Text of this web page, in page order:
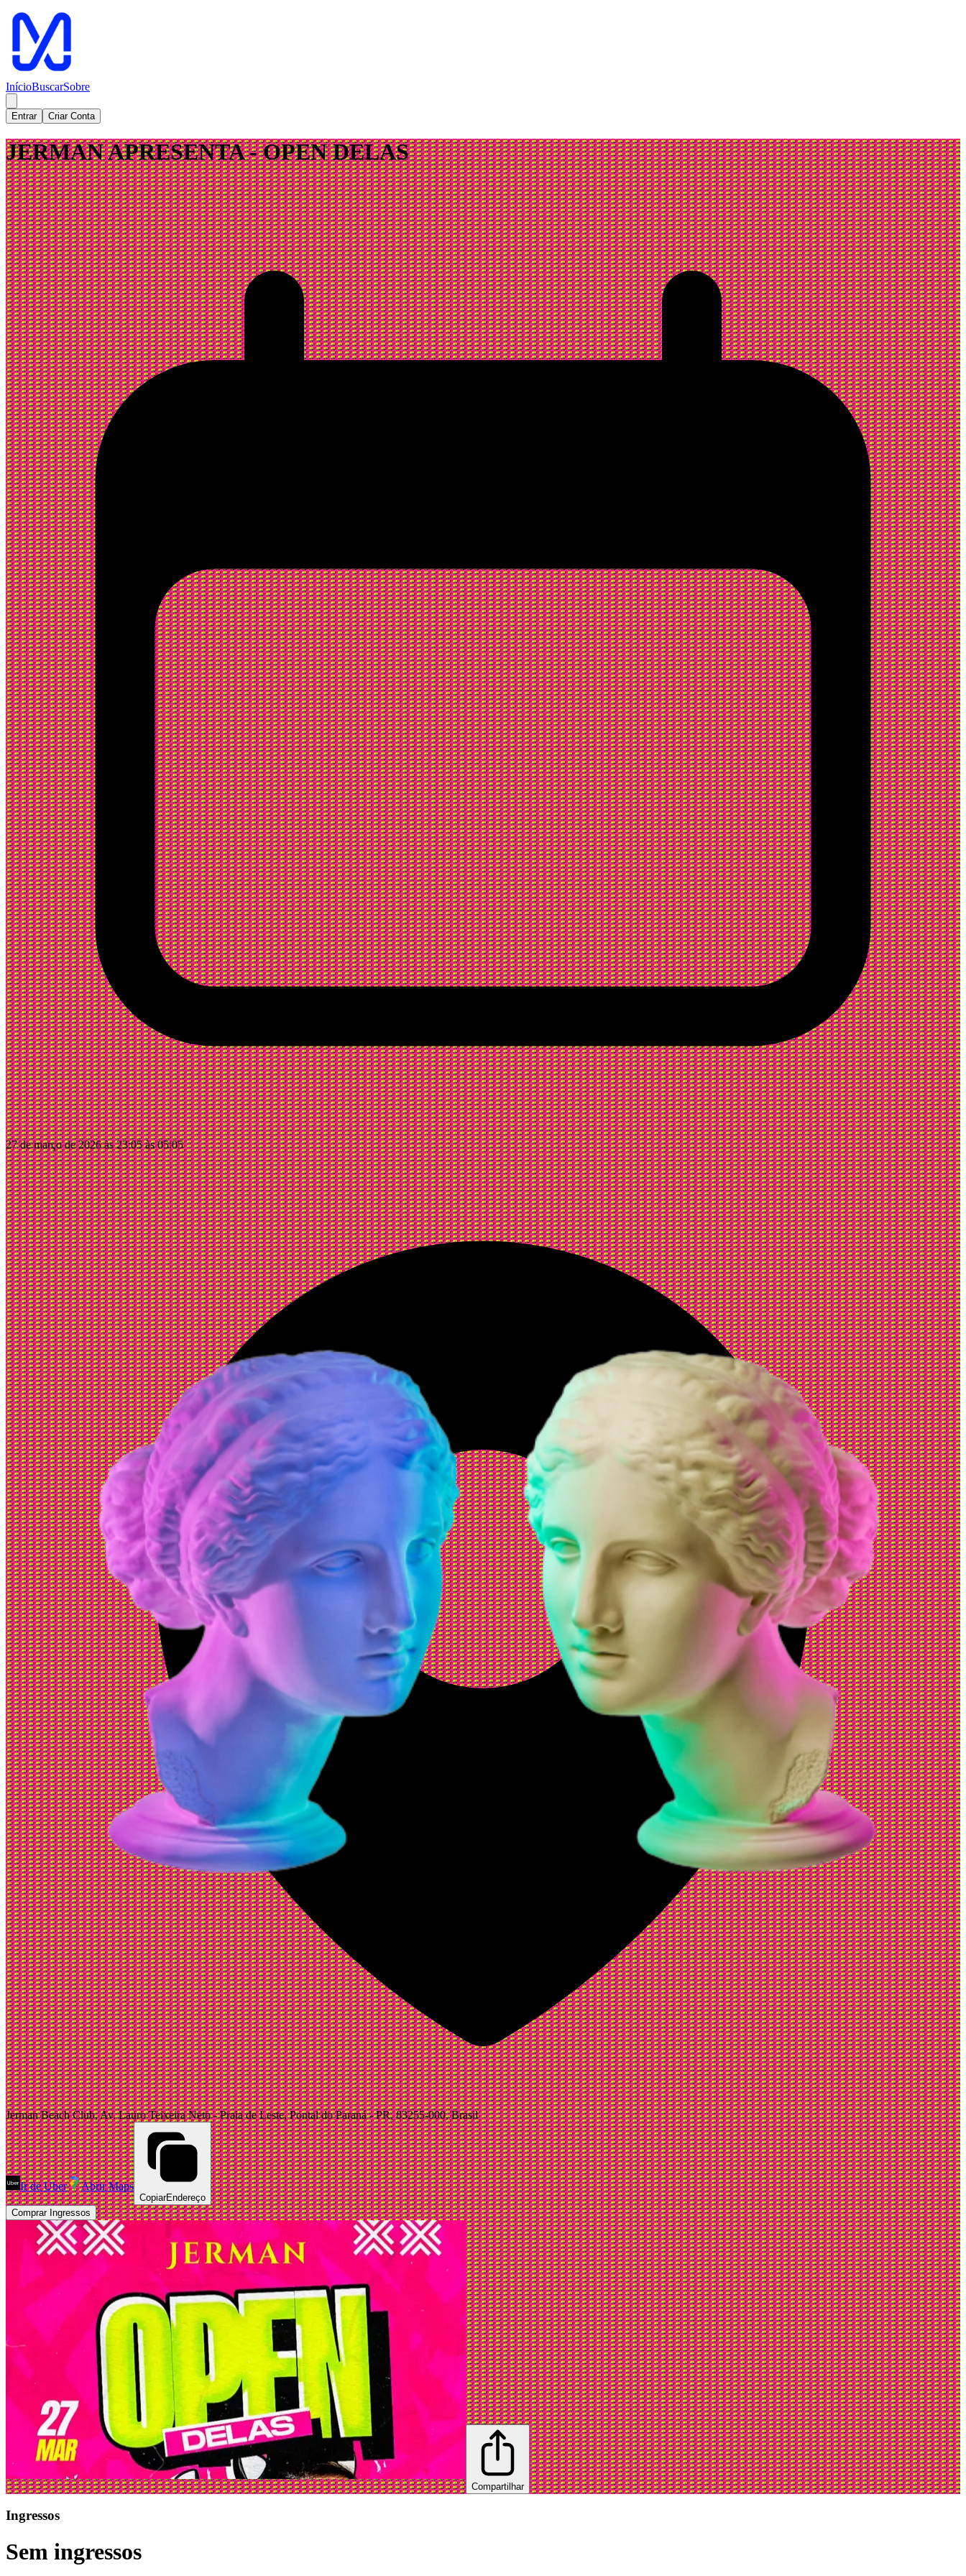
InícioBuscarSobre
Entrar Criar Conta
JERMAN APRESENTA - OPEN DELAS
27 de março de 2026 às 23:05 às 05:05
Jerman Beach Club, Av. Lauro Teixeira Neto - Praia de Leste, Pontal do Paraná - PR, 83255-000, Brasil
Ir de Uber Abrir Maps
CopiarEndereço
Comprar Ingressos
Compartilhar
Ingressos
Sem ingressos